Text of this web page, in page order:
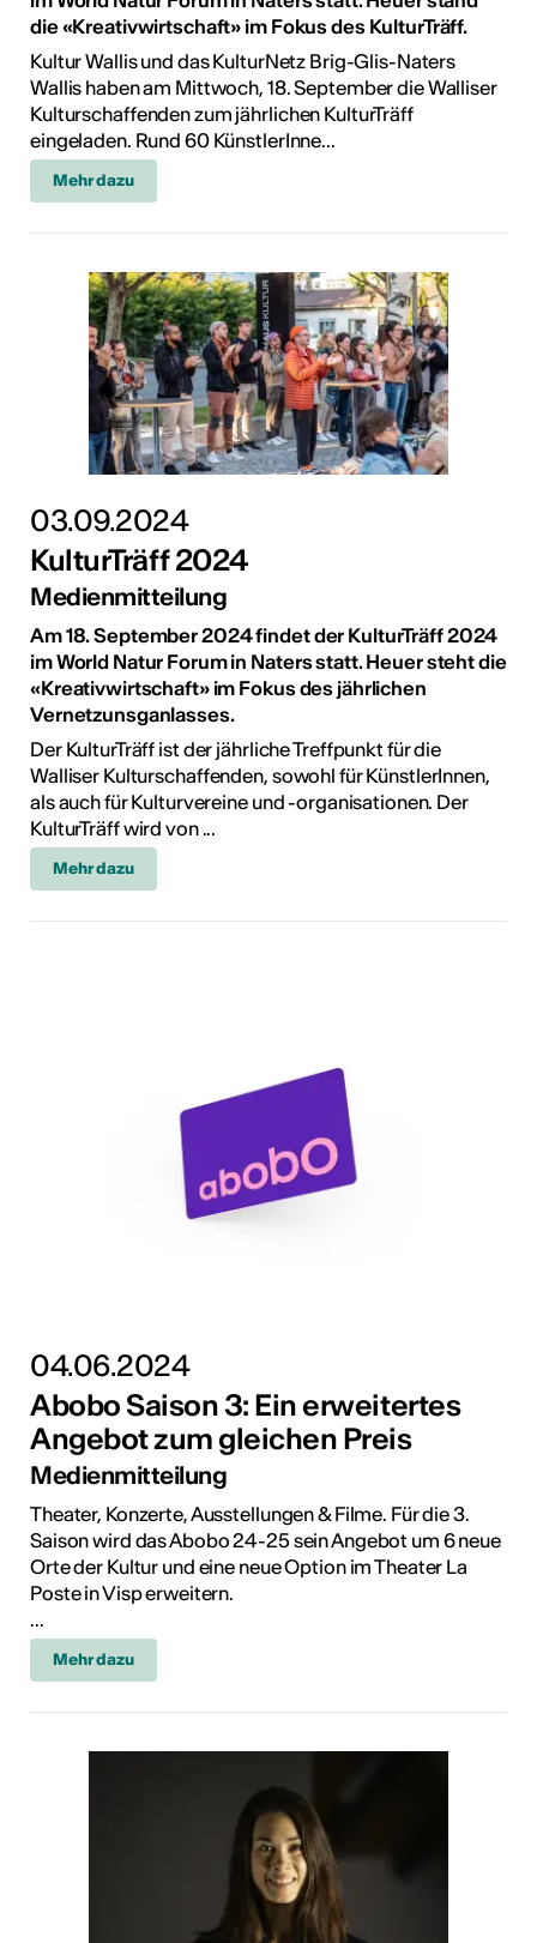
die «Kreativwirtschaft» im Fokus des KulturTräff.
Kultur Wallis und das KulturNetz Brig-Glis-Naters
Wallis haben am Mittwoch, 18. September die Walliser
Kulturschaffenden zum jährlichen KulturTräff
eingeladen. Rund 60 KünstlerInne...
Mehr dazu
03.09.2024
KulturTräff 2024
Medienmitteilung
Am 18. September 2024 findet der KulturTräff 2024
im World Natur Forum in Naters statt. Heuer steht die
«Kreativwirtschaft» im Fokus des jährlichen
Vernetzunsganlasses.
Der KulturTräff ist der jährliche Treffpunkt für die
Walliser Kulturschaffenden, sowohl für KünstlerInnen,
als auch für Kulturvereine und -organisationen. Der
KulturTräff wird von ...
Mehr dazu
04.06.2024
Abobo Saison 3: Ein erweitertes
Angebot zum gleichen Preis
Medienmitteilung
Theater, Konzerte, Ausstellungen & Filme. Für die 3.
Saison wird das Abobo 24-25 sein Angebot um 6 neue
Orte der Kultur und eine neue Option im Theater La
Poste in Visp erweitern.
...
Mehr dazu